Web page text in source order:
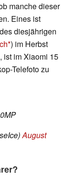
manche dieser
Eines ist
diesjährigen
) im Herbst
, ist im Xiaomi 15
Telefoto zu
August